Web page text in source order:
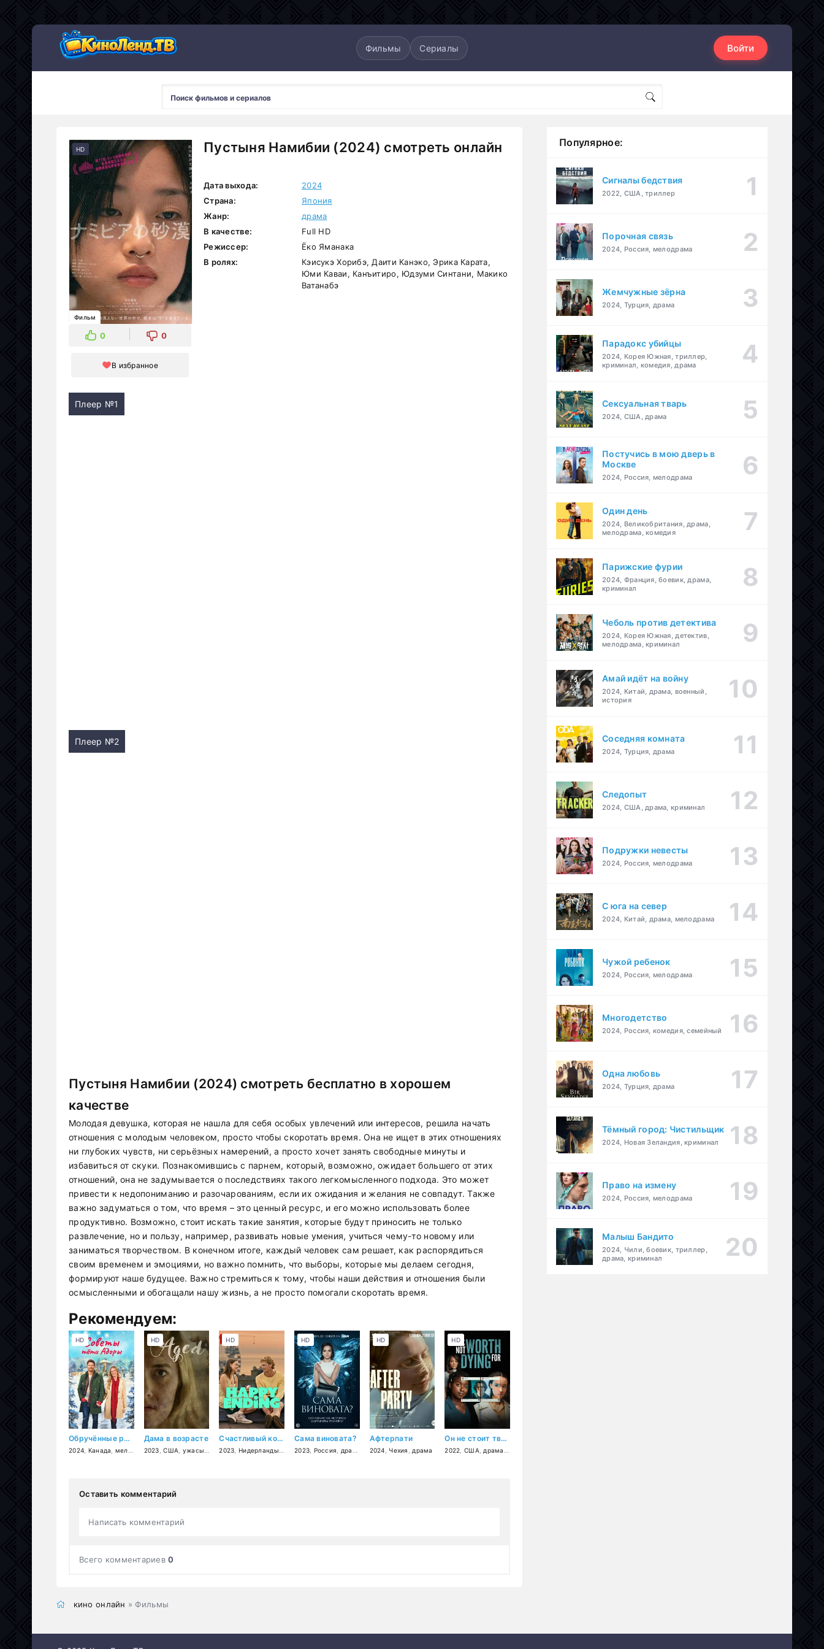
Фильмы Сериалы Войти
Пустыня Намибии (2024) смотреть онлайн
HD
Фильм
0 0
В избранное
Дата выхода:
2024
Страна:
Япония
Жанр:
драма
В качестве:
Full HD
Режиссер:
Ёко Яманака
В ролях:
Кэисукэ Хорибэ, Даити Канэко, Эрика Карата,
Юми Каваи, Канъитиро, Юдзуми Синтани, Макико
Ватанабэ
Плеер №1
Плеер №2
Пустыня Намибии (2024) смотреть бесплатно в хорошем
качестве
Молодая девушка, которая не нашла для себя особых увлечений или интересов, решила начать
отношения с молодым человеком, просто чтобы скоротать время. Она не ищет в этих отношениях
ни глубоких чувств, ни серьёзных намерений, а просто хочет занять свободные минуты и
избавиться от скуки. Познакомившись с парнем, который, возможно, ожидает большего от этих
отношений, она не задумывается о последствиях такого легкомысленного подхода. Это может
привести к недопониманию и разочарованиям, если их ожидания и желания не совпадут. Также
важно задуматься о том, что время – это ценный ресурс, и его можно использовать более
продуктивно. Возможно, стоит искать такие занятия, которые будут приносить не только
развлечение, но и пользу, например, развивать новые умения, учиться чему-то новому или
заниматься творчеством. В конечном итоге, каждый человек сам решает, как распорядиться
своим временем и эмоциями, но важно помнить, что выборы, которые мы делаем сегодня,
формируют наше будущее. Важно стремиться к тому, чтобы наши действия и отношения были
осмысленными и обогащали нашу жизнь, а не просто помогали скоротать время.
Рекомендуем:
Обручённые рождеством
2024 Канада мелодрама
HD
Дама в возрасте
2023 ,США ужасы триллер ,драма
HD
Счастливый конец
2023 Нидерланды мелодрама,комедия
HD
Сама виновата?
2023 Россия драма
HD
Афтерпати
2024 Чехия драма
HD
Он не стоит твоей смерти
2022 США драма
HD
Оставить комментарий
Написать комментарий
Всего комментариев0
кино онлайн » Фильмы
Популярное:
Сигналы бедствия
2022, США, триллер
Порочная связь
2024, Россия, мелодрама
Жемчужные зёрна
2024, Турция, драма
Парадокс убийцы
2024, Корея Южная, триллер,
криминал, комедия, драма
Сексуальная тварь
2024, США, драма
Постучись в мою дверь в
Москве
2024, Россия, мелодрама
Один день
2024, Великобритания, драма,
мелодрама, комедия
Парижские фурии
2024, Франция, боевик, драма,
криминал
Чеболь против детектива
2024, Корея Южная, детектив,
мелодрама, криминал
Амай идёт на войну
2024, Китай, драма, военный,
история
Соседняя комната
2024, Турция, драма
Следопыт
2024, США, драма, криминал
Подружки невесты
2024, Россия, мелодрама
С юга на север
2024, Китай, драма, мелодрама
Чужой ребенок
2024, Россия, мелодрама
Многодетство
2024, Россия, комедия, семейный
Одна любовь
2024, Турция, драма
Тёмный город: Чистильщик
2024, Новая Зеландия, криминал
Право на измену
2024, Россия, мелодрама
Малыш Бандито
2024, Чили, боевик, триллер,
драма, криминал